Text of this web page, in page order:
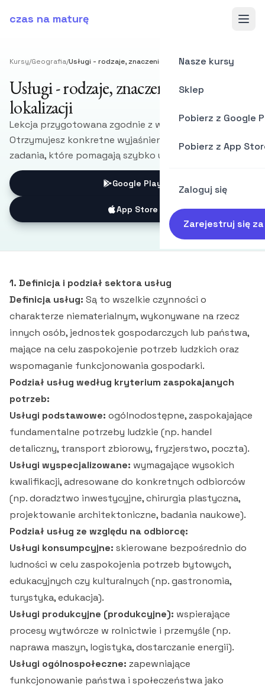
czas na maturę
Nasze kursy
Sklep
Pobierz z Google
Pobierz z App
Zaloguj się
Zarejestruj się
Kursy/Geografia/Usługi - rodzaje, znaczenie, czynniki lokalizacji
Usługi - rodzaje, znaczenie, czynniki
lokalizacji
Lekcja przygotowana zgodnie z wymaganiami CKE.
Otrzymujesz konkretne wyjaśnienia, przykłady i
zadania, które pomagają szybko utrwalić materiał.
Google Play
App Store
1. Definicja i podział sektora usług
Definicja usług: Są to wszelkie czynności o
charakterze niematerialnym, wykonywane na rzecz
innych osób, jednostek gospodarczych lub państwa,
mające na celu zaspokojenie potrzeb ludzkich oraz
wspomaganie funkcjonowania gospodarki.
Podział usług według kryterium zaspokajanych
potrzeb:
Usługi podstawowe: ogólnodostępne, zaspokajające
fundamentalne potrzeby ludzkie (np. handel
detaliczny, transport zbiorowy, fryzjerstwo, poczta).
Usługi wyspecjalizowane: wymagające wysokich
kwalifikacji, adresowane do konkretnych odbiorców
(np. doradztwo inwestycyjne, chirurgia plastyczna,
projektowanie architektoniczne, badania naukowe).
Podział usług ze względu na odbiorcę:
Usługi konsumpcyjne: skierowane bezpośrednio do
ludności w celu zaspokojenia potrzeb bytowych,
edukacyjnych czy kulturalnych (np. gastronomia,
turystyka, edukacja).
Usługi produkcyjne (produkcyjne): wspierające
procesy wytwórcze w rolnictwie i przemyśle (np.
naprawa maszyn, logistyka, dostarczanie energii).
Usługi ogólnospołeczne: zapewniające
funkcjonowanie państwa i społeczeństwa jako